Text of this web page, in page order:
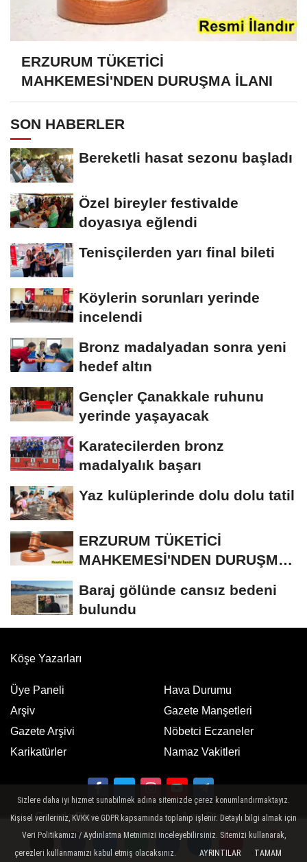
Yorumlar
Yorumlar
ERZURUM TÜKETİCİ
MAHKEMESİ'NDEN DURUŞMA İLANI
SON HABERLER
Bereketli hasat sezonu başladı
Özel bireyler festivalde
doyasıya eğlendi
Tenisçilerden yarı final bileti
Köylerin sorunları yerinde
incelendi
Bronz madalyadan sonra yeni
hedef altın
Gençler Çanakkale ruhunu
yerinde yaşayacak
Karatecilerden bronz
madalyalık başarı
Yaz kulüplerinde dolu dolu tatil
ERZURUM TÜKETİCİ
MAHKEMESİ'NDEN DURUŞMA
Baraj gölünde cansız bedeni
bulundu
Köşe Yazarları
Üye Paneli
Arşiv
Gazete Arşivi
Karikatürler
Hava Durumu
Gazete Manşetleri
Nöbetci Eczaneler
Namaz Vakitleri
Google Play
ücretsiz indirin
App Store
ücretsiz indirin
Sizlere daha iyi hizmet sunabilmek adına sitemizde çerez konumlandırmaktayız.
Kişisel verileriniz, KVKK ve GDPR kapsamında toplanıp işlenir. Detaylı bilgi almak için
Veri Politikamızı / Aydınlatma Metnimizi inceleyebilirsiniz. Sitemizi kullanarak,
çerezleri kullanmamızı kabul etmiş olacaksınız.
AYRINTILAR TAMAM